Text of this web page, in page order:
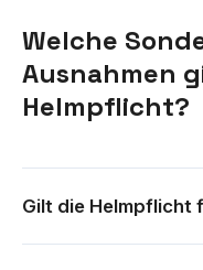
Welche
Ausnahmen
Helmpflicht?
Gilt die Helmpflicht